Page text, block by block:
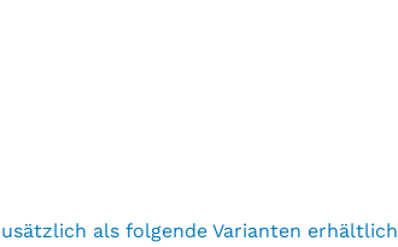
als folgende Varianten erhältlich